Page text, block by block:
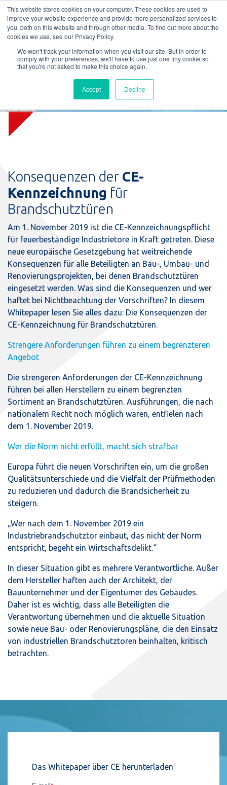
This website stores cookies on your computer. These cookies are used to
improve your website experience and provide more personalized services to
you, both on this website and through other media. To find out more about the
cookies we use, see our Privacy Policy.
We won't track your information when you visit our site. But in order to
comply with your preferences, we'll have to use just one tiny cookie so
that you're not asked to make this choice again.
Accept Decline
L T M P
CE-Whitepaper
Konsequenzen der CE-
Kennzeichnung für
Brandschutztüren
Am 1. November 2019 ist die CE-Kennzeichnungspflicht
für feuerbeständige Industrietore in Kraft getreten. Diese
neue europäische Gesetzgebung hat weitreichende
Konsequenzen für alle Beteiligten an Bau-, Umbau- und
Renovierungsprojekten, bei denen Brandschutztüren
eingesetzt werden. Was sind die Konsequenzen und wer
haftet bei Nichtbeachtung der Vorschriften? In diesem
Whitepaper lesen Sie alles dazu: Die Konsequenzen der
CE-Kennzeichnung für Brandschutztüren.
Strengere Anforderungen führen zu einem begrenzteren
Angebot
Die strengeren Anforderungen der CE-Kennzeichnung
führen bei allen Herstellern zu einem begrenzten
Sortiment an Brandschutztüren. Ausführungen, die nach
nationalem Recht noch möglich waren, entfielen nach
dem 1. November 2019.
Wer die Norm nicht erfüllt, macht sich strafbar
Europa führt die neuen Vorschriften ein, um die großen
Qualitätsunterschiede und die Vielfalt der Prüfmethoden
zu reduzieren und dadurch die Brandsicherheit zu
steigern.
„Wer nach dem 1. November 2019 ein
Industriebrandschutztor einbaut, das nicht der Norm
entspricht, begeht ein Wirtschaftsdelikt.“
In dieser Situation gibt es mehrere Verantwortliche. Außer
dem Hersteller haften auch der Architekt, der
Bauunternehmer und der Eigentümer des Gebäudes.
Daher ist es wichtig, dass alle Beteiligten die
Verantwortung übernehmen und die aktuelle Situation
sowie neue Bau- oder Renovierungspläne, die den Einsatz
von industriellen Brandschutztoren beinhalten, kritisch
betrachten.
Das Whitepaper über CE herunterladen